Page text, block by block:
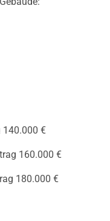
140.000 €
160.000 €
180.000 €